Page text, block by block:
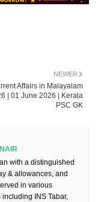
NEWER
Affairs in Malayalam
| 01 June 2026 | Kerala
PSC GK
with a distinguished
& allowances, and
in various
INS Tabar,